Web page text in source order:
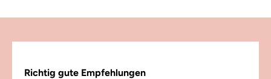
Richtig gute Empfehlungen